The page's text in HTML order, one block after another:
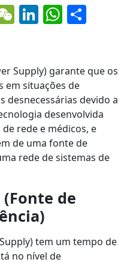
WeChat
LinkedIn
Supply) garante que os
em situações de
desnecessárias devido a
desenvolvida
rede e médicos, e
de uma fonte de
rede de sistemas de
(Fonte de
tem um tempo de
no nível de